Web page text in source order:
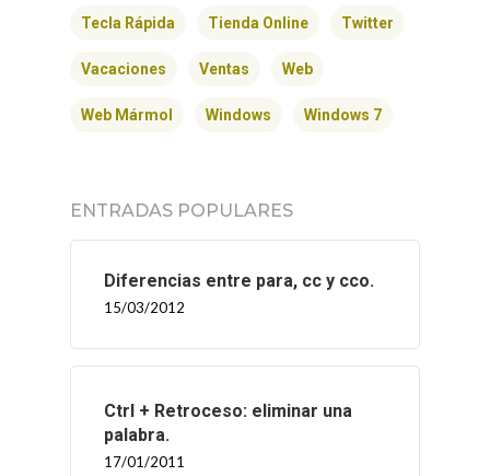
Tecla Rápida Tienda Online Twitter
Vacaciones Ventas Web
Web Mármol Windows Windows 7
ENTRADAS POPULARES
Diferencias entre para, cc y cco.
15/03/2012
Ctrl + Retroceso: eliminar una
palabra.
17/01/2011